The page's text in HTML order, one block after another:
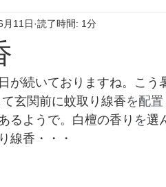
月11日 読了時間: 1分
が続いておりますね。こ
玄関前に蚊取り線香を配
るようで。白檀の香り を選
線香・・・